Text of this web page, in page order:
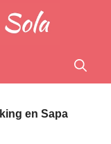
en Sapa